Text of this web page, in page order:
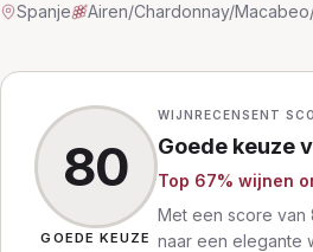
Spanje Airen/Chardonnay/
80
GOEDE KEUZE
WIJNRECENSENT
Goede keuze
Top 67% wijnen
Met een score van
naar een elegante